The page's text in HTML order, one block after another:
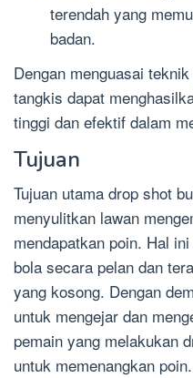
terendah yang
badan.
Dengan menguasai
tangkis dapat
tinggi dan efektif dalam
Tujuan
Tujuan utama drop shot
menyulitkan lawan
mendapatkan poin. Hal
bola secara pelan dan
yang kosong. Dengan
untuk mengejar dan
pemain yang melakukan
untuk memenangkan poin.